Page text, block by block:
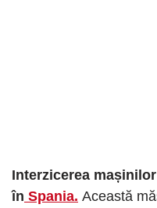
Interzicerea
în Spania. Această